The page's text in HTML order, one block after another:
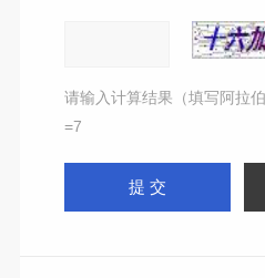
请输入计算结果（填写阿拉
=7